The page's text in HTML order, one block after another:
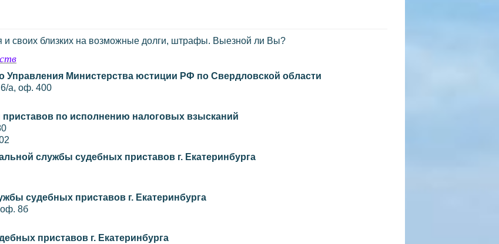
и своих близких на возможные долги, штрафы. Выезной ли Вы?
Управления Министерства юстиции РФ по Свердловской области
6/а, оф. 400
по исполнению налоговых взысканий
службы судебных приставов г. Екатеринбурга
судебных приставов г. Екатеринбурга
оф. 8б
приставов г. Екатеринбурга